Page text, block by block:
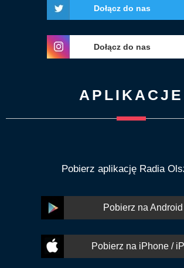
Dołącz do nas
Dołącz do nas
APLIKACJE
Pobierz aplikację Radia
Pobierz na Android
Pobierz na iPhone /